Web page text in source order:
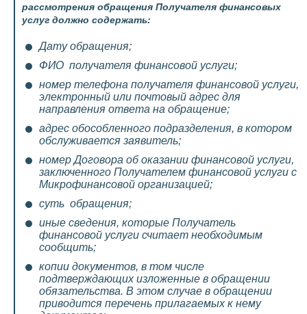
рассмотрения обращения Получателя финансовых
услуг должно содержать:
Дату обращения;
ФИО получателя финансовой услуги;
номер телефона получателя финансовой услуги,
электронный или почтовый адрес для
направления ответа на обращение;
адрес обособленного подразделения, в котором
обслуживается заявитель;
номер Договора об оказании финансовой услуги,
заключенного Получателем финансовой услуги с
Микрофинансовой организацией;
суть обращения;
иные сведения, которые Получатель
финансовой услуги считает необходимым
сообщить;
копии документов, в том числе
подтверждающих изложенные в обращении
обязательства. В этом случае в обращении
приводится перечень прилагаемых к нему